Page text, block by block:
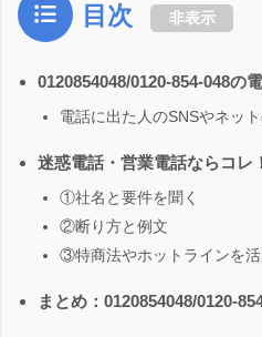
目次 非表示
0120854048/0120-854-048の
電話に出た人のSNSやネッ
迷惑電話・営業電話ならコレ
①社名と要件を聞く
②断り方と例文
③特商法やホットラインを活
まとめ：0120854048/0120-